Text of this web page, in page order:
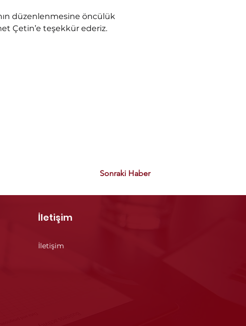
düzenlenmesine öncülük
Çetin’e teşekkür ederiz.
Sonraki Haber
İletişim
İletişim